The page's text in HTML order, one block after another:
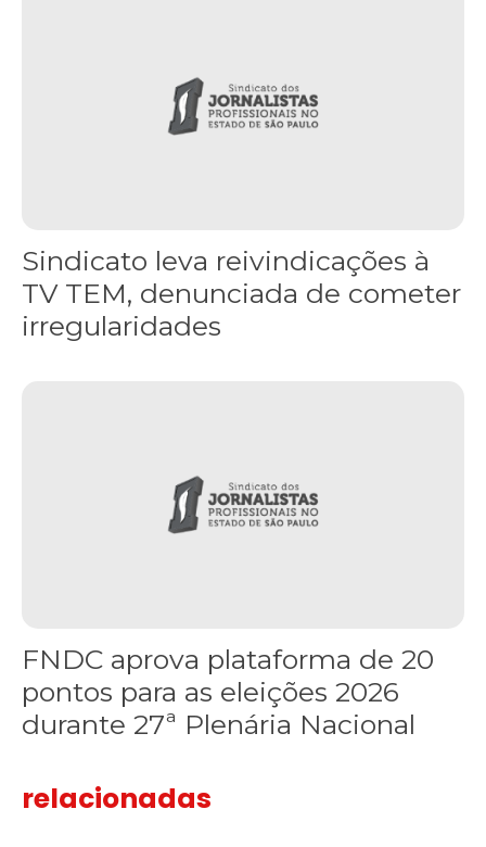
Sindicato leva reivindicações à
TV TEM, denunciada de cometer
irregularidades
FNDC aprova plataforma de 20
pontos para as eleições 2026
durante 27ª Plenária Nacional
relacionadas